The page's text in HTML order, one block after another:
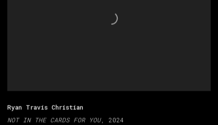
Ryan Travis Christian
NOT IN THE CARDS FOR YOU, 2024